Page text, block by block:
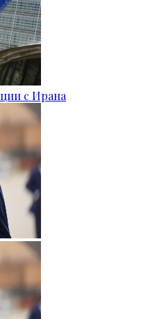
с Ирана